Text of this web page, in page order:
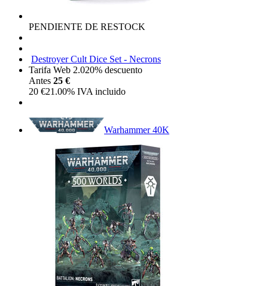
PENDIENTE DE RESTOCK
Destroyer Cult Dice Set - Necrons
Tarifa Web 2.020% descuento
Antes 25 €
20 €21.00% IVA incluido
Warhammer 40K